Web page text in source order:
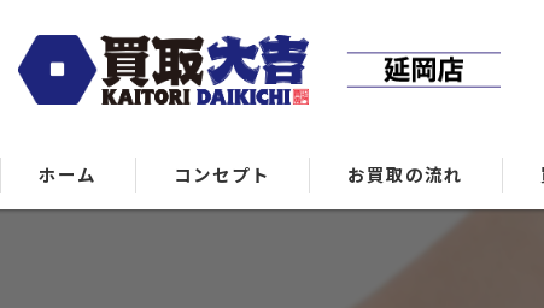
ホーム コンセプト お買取の流れ